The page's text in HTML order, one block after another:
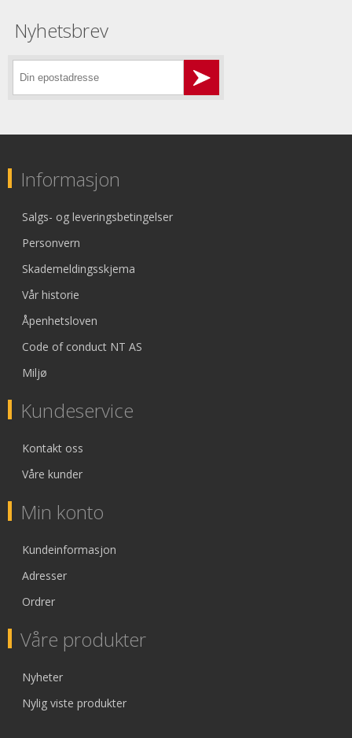
Nyhetsbrev
Informasjon
Salgs- og leveringsbetingelser
Personvern
Skademeldingsskjema
Vår historie
Åpenhetsloven
Code of conduct NT AS
Miljø
Kundeservice
Kontakt oss
Våre kunder
Min konto
Kundeinformasjon
Adresser
Ordrer
Våre produkter
Nyheter
Nylig viste produkter